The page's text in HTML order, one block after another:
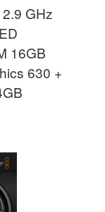
GHz
16GB
630 +